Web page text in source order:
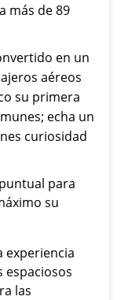
más de 89
en un
aéreos
su primera
echa un
curiosidad
para
su
experiencia
espaciosos
las